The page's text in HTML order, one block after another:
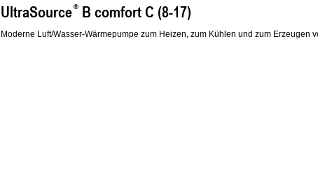
UltraSource B comfort C (8-17)
Moderne Luft/Wasser-Wärmepumpe zum Heizen, zum Kühlen und zum Erzeugen